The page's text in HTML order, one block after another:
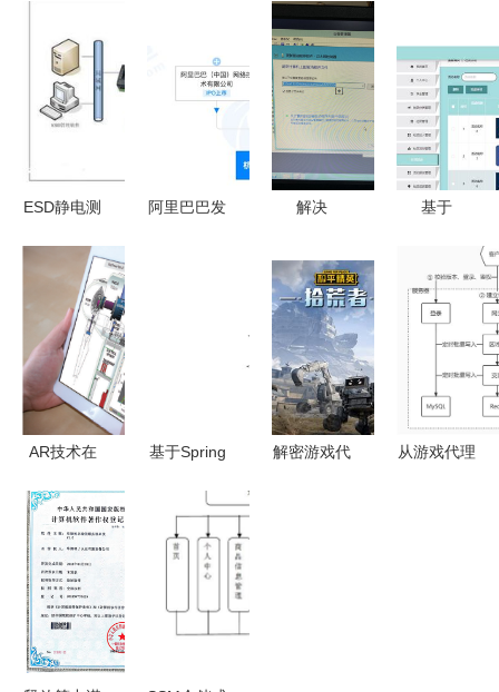
ESD静电测
工厂企业安
全生产的科
技守门人
阿里巴巴发
解决
Server
2012/2016/2019
Intel网卡驱
动数字签名
安装方法
基于
Vue的校园
社团管理系
统设计与实
现 计算机
毕设技术解
析
AR技术在
控制领域的
应用前奏
构建情景移
动性新生态
基于Spring
防伪营销系
统设计与实
现——计算
机毕设新突
解密游戏代
从游戏代理